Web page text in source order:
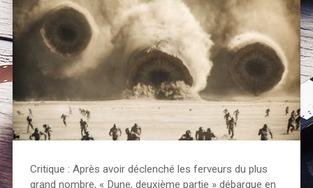
Critique : Après avoir déclenché les ferveurs du plus
grand nombre, « Dune, deuxième partie » débarque en